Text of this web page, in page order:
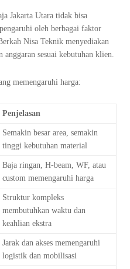
Jakarta Utara tidak bisa
oleh berbagai faktor
Nisa Teknik menyediakan
anggaran sesuai kebutuhan klien.
memengaruhi harga:
Penjelasan
Semakin besar area, semakin
tinggi kebutuhan material
Baja ringan, H-beam, WF, atau
custom memengaruhi harga
Struktur kompleks
membutuhkan waktu dan
keahlian ekstra
Jarak dan akses memengaruhi
logistik dan mobilisasi